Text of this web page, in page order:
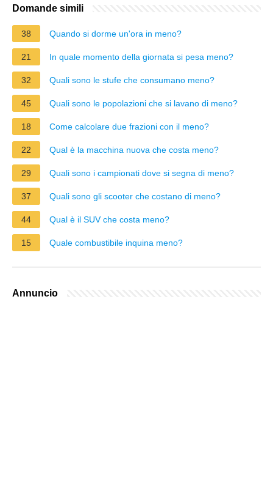
Domande simili
38 Quando si dorme un'ora in meno?
21 In quale momento della giornata si pesa meno?
32 Quali sono le stufe che consumano meno?
45 Quali sono le popolazioni che si lavano di meno?
18 Come calcolare due frazioni con il meno?
22 Qual è la macchina nuova che costa meno?
29 Quali sono i campionati dove si segna di meno?
37 Quali sono gli scooter che costano di meno?
44 Qual è il SUV che costa meno?
15 Quale combustibile inquina meno?
Annuncio